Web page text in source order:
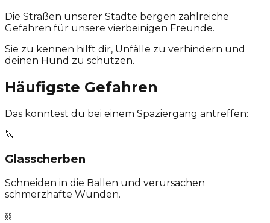
Die Straßen unserer Städte bergen zahlreiche
Gefahren für unsere vierbeinigen Freunde.
Sie zu kennen hilft dir, Unfälle zu verhindern und
deinen Hund zu schützen.
Häufigste Gefahren
Das könntest du bei einem Spaziergang antreffen:
🔪
Glasscherben
Schneiden in die Ballen und verursachen
schmerzhafte Wunden.
⛓️